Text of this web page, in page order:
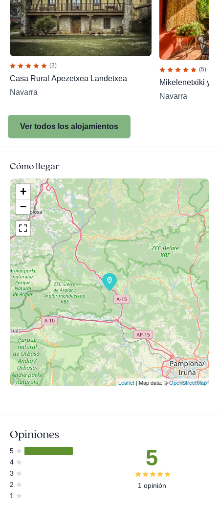
(3)
Casa Rural Apezetxea Landetxea
Navarra
(5)
Mikelenetxiki y
Navarra
Ver todos los alojamientos
Cómo llegar
+
−
Leaflet| Map data: ©OpenStreetMap
Opiniones
5
4
3
2
1
5
1 opinión